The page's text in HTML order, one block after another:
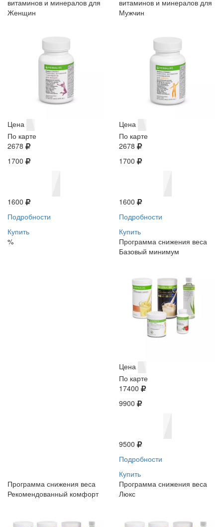
витаминов и минералов для
Женщин
Цена
По карте
2678
1700
1600
Подробности
Купить
%
витаминов и минералов для
Мужчин
Цена
По карте
2678
1700
1600
Подробности
Купить
Программа снижения веса
Базовый минимум
Цена
По карте
17400
9900
9500
Подробности
Купить
Программа снижения веса
Рекомендованный комфорт
Программа снижения веса
Люкс